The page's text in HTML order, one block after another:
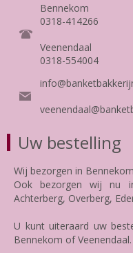
Bennekom
0318-414266
Veenendaal
0318-554004
Uw bestelling
Wij bezorgen in
Ook bezorgen wij nu
Achterberg, Overberg,
U kunt uiteraard uw
Bennekom of Veenendaal.